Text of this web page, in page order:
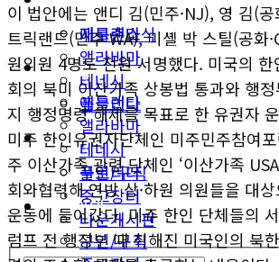
애틀랜타
앨라바마
테네시
플로리다
생활안내
구인/구직
중고장터
타운게시판
지구촌소식
동남부
애틀랜타
앨라바마
테네시
플로리다
생활안내
구인/구직
이 법안에는 앤디 김(민주·NJ), 영 김(공
트릭랜드(민주·WA), 미셸 박 스틸(공화
원의원 4명도 전원 서명했다. 미국의 한
회의 북미 이산가족 상봉법 통과와 행
지 행정명령 해제를 목표로 한 유권자
미주 한인유권자단체인 미주민주참여
주 이산가족 관련 단체인 ‘이산가족
회와협력해 연방 상·하원 의원들을 대
운동에 들어갔다. 미주 한인 단체들의
럼프 전 행정부 때 취해진 미국인의 북